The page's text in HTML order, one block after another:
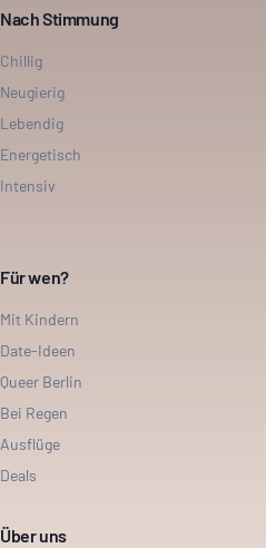
Nach Stimmung
Chillig
Neugierig
Lebendig
Energetisch
Intensiv
Für wen?
Mit Kindern
Date-Ideen
Queer Berlin
Bei Regen
Ausflüge
Deals
Über uns